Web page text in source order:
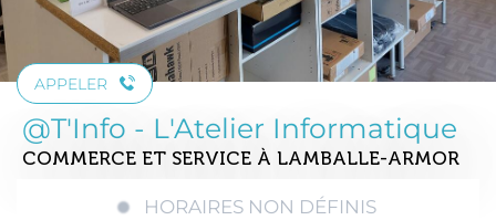
APPELER
@T'Info - L'Atelier Informatique
COMMERCE ET SERVICE À LAMBALLE-ARMOR
HORAIRES NON DÉFINIS